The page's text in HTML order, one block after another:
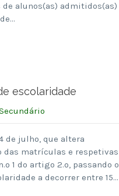
de alunos(as) admitidos(as)
escolaridade
de julho, que altera
das matrículas e respetivas
1 do artigo 2.º, passando o
a decorrer entre 15…